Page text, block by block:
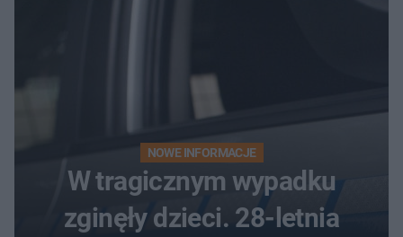
NOWE INFORMACJE
W tragicznym wypadku
zginęły dzieci. 28-letnia